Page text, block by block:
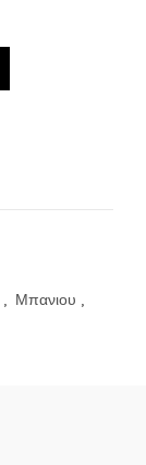
, Μπανιου ,